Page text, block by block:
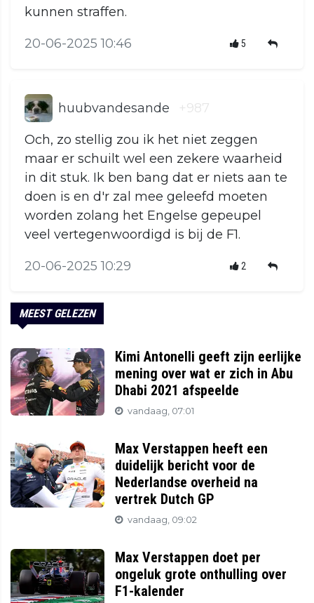
kunnen straffen.
20-06-2025 10:46 5
huubvandesande +987
Och, zo stellig zou ik het niet zeggen
maar er schuilt wel een zekere waarheid
in dit stuk. Ik ben bang dat er niets aan te
doen is en d'r zal mee geleefd moeten
worden zolang het Engelse gepeupel
veel vertegenwoordigd is bij de F1.
20-06-2025 10:29 2
MEEST GELEZEN
Kimi Antonelli geeft zijn eerlijke
mening over wat er zich in Abu
Dhabi 2021 afspeelde
vandaag, 07:01
Max Verstappen heeft een
duidelijk bericht voor de
Nederlandse overheid na
vertrek Dutch GP
vandaag, 09:02
Max Verstappen doet per
ongeluk grote onthulling over
F1-kalender